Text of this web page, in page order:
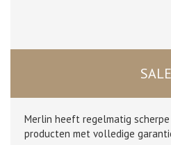
SALE
Merlin heeft regelmatig
producten met volledige